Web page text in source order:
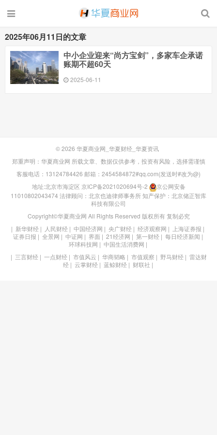
2025年06月11日的文章
中小企业迎来“尚方宝剑”，多家车企承诺
账期不超60天
2025-06-11
© 2026 华夏商业网_华夏财经_华夏资讯
郑重声明：华夏商业网 所载文章、数据仅供参考，投资有风险，选择需谨慎
客服电话：13124784426 邮箱：2454584872#qq.com(发送时#改为@)
地址:北京市海淀区 京ICP备2021020694号-2
京公网安备
11010802043474 法律顾问：北京也迪律师事务所知产保护：北京储正智库
科技有限公司
Copyright©华夏商业网 All Rights Reserved 版权所有 复制必究
| 新华财经 | 人民财经 | 中国经济网 | 央广财经 | 经济观察网 | 上海证券报 |
证券日报 | 全景网 | 中证网 | 界面 | 21经济网 | 第一财经| 每日经济新闻 |
环球科技网 | 中国生活消费网 |
| 三言财经| 一点财经| 市值风云 | 华商韬略 | 市值观察 | 野马财经| 雷达财
经| 云掌财经| 蓝鲸财经| 财联社 |